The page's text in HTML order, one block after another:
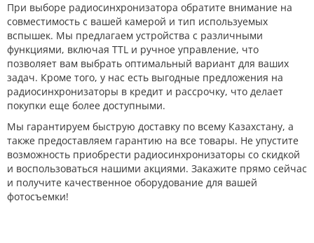
При выборе радиосинхронизатора обратите внимание на
совместимость с вашей камерой и тип используемых
вспышек. Мы предлагаем устройства с различными
функциями, включая TTL и ручное управление, что
позволяет вам выбрать оптимальный вариант для ваших
задач. Кроме того, у нас есть выгодные предложения на
радиосинхронизаторы в кредит и рассрочку, что делает
покупки еще более доступными.
Мы гарантируем быструю доставку по всему Казахстану, а
также предоставляем гарантию на все товары. Не упустите
возможность приобрести радиосинхронизаторы со скидкой
и воспользоваться нашими акциями. Закажите прямо сейчас
и получите качественное оборудование для вашей
фотосъемки!